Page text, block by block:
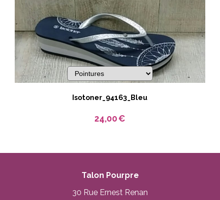
Isotoner_94163_Bleu
24,00€
Talon Pourpre
30 Rue Ernest Renan